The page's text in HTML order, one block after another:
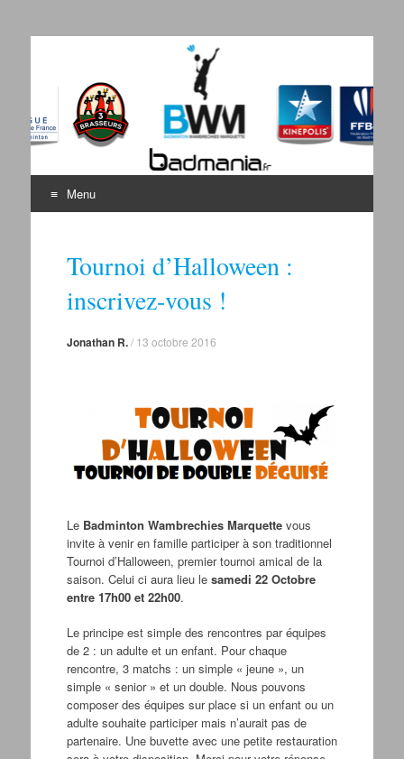
Badminton Wambrechies
Marquette
Bienvenue sur le site du BWM
Menu
Tournoi d’Halloween :
inscrivez-vous !
Jonathan R./ 13 octobre 2016
Le Badminton Wambrechies Marquettevous
invite à venir en famille participer à son traditionnel
Tournoi d’Halloween, premier tournoi amical de la
saison. Celui ci aura lieu le samedi 22 Octobre
entre 17h00 et 22h00.
Le principe est simple des rencontres par équipes
de 2 : un adulte et un enfant. Pour chaque
rencontre, 3 matchs : un simple « jeune », un
simple « senior » et un double. Nous pouvons
composer des équipes sur place si un enfant ou un
adulte souhaite participer mais n’aurait pas de
partenaire. Une buvette avec une petite restauration